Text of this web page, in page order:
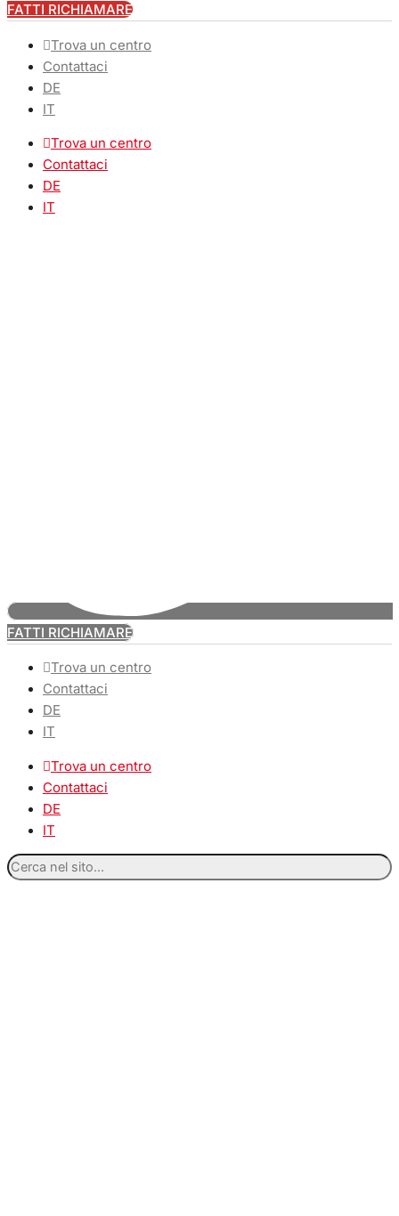
FATTI RICHIAMARE
Trova un centro
Contattaci
DE
IT
Trova un centro
Contattaci
DE
IT
FATTI RICHIAMARE
Trova un centro
Contattaci
DE
IT
Trova un centro
Contattaci
DE
IT
Cerca
nel